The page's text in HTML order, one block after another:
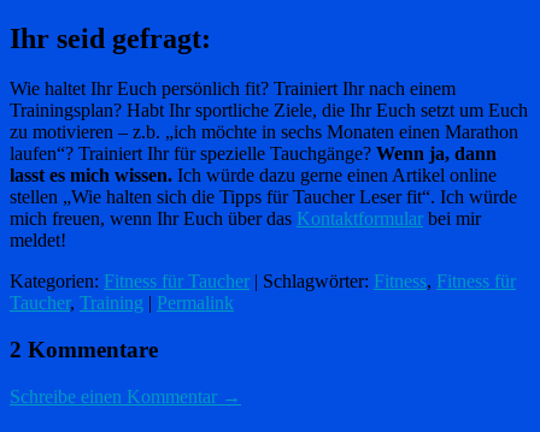
Ihr seid gefragt:
Wie haltet Ihr Euch persönlich fit? Trainiert Ihr nach einem
Trainingsplan? Habt Ihr sportliche Ziele, die Ihr Euch setzt um Euch
zu motivieren – z.b. „ich möchte in sechs Monaten einen Marathon
laufen“? Trainiert Ihr für spezielle Tauchgänge? Wenn ja, dann
lasst es mich wissen. Ich würde dazu gerne einen Artikel online
stellen „Wie halten sich die Tipps für Taucher Leser fit“. Ich würde
mich freuen, wenn Ihr Euch über das Kontaktformular bei mir
meldet!
Kategorien: Fitness für Taucher | Schlagwörter: Fitness, Fitness für
Taucher, Training | Permalink
2 Kommentare
Schreibe einen Kommentar →